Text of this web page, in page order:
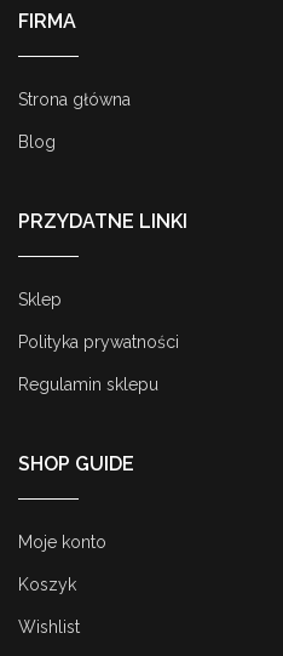
FIRMA
Strona główna
Blog
PRZYDATNE LINKI
Sklep
Polityka prywatności
Regulamin sklepu
SHOP GUIDE
Moje konto
Koszyk
Wishlist